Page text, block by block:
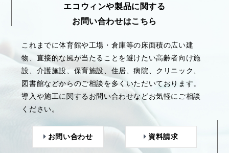
エコウィンや製品に関する
お問い合わせはこちら
これまでに体育館や工場・倉庫等の床面積の広い建
物、直接的な風が当たることを避けたい高齢者向け施
設、介護施設、保育施設、住居、病院、クリニック、
図書館などからのご相談を多くいただいております。
導入や施工に関するお問い合わせなどお気軽にご相談
ください。
お問い合わせ 資料請求